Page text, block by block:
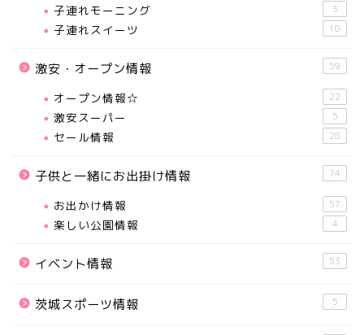
子連れモーニング 3
子連れスイーツ 10
激安・オープン情報 59
オープン情報☆ 22
激安スーパー 5
セール情報 28
子供と一緒にお出掛け情報 74
お出かけ情報 57
楽しい公園情報 4
イベント情報 53
茨城スポーツ情報 5